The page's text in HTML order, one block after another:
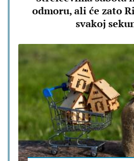
odmoru, ali će zato
svakoj